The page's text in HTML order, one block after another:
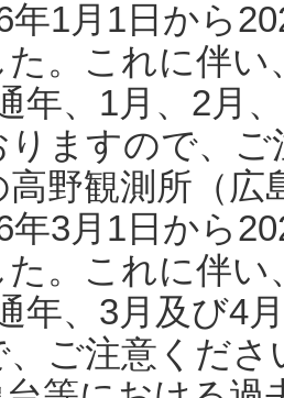
年1月1日から
。これに伴い
年、1月、2月
りますので、
野観測所（
年3月1日から
。これに伴い
年、3月及び4
、ご注意くだ